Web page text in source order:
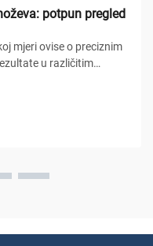
potpun pregled
mjeri ovise o preciznim
u različitim
rezanje u modernim